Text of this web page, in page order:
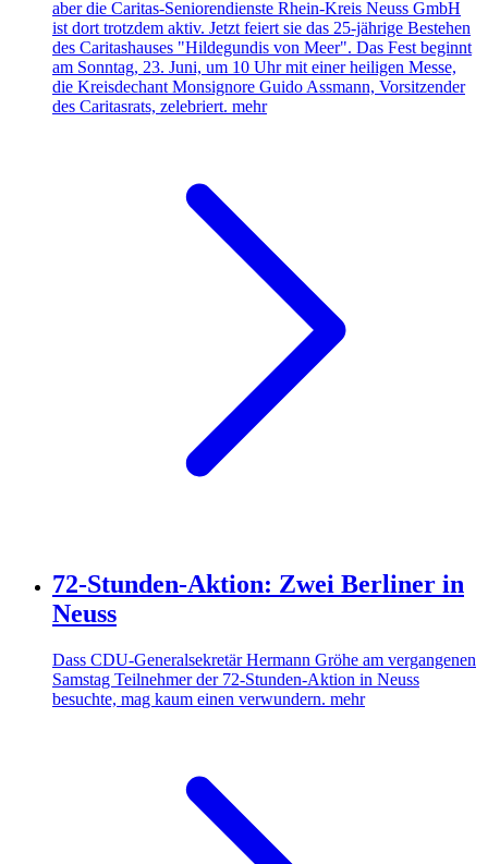
aber die Caritas-Seniorendienste Rhein-Kreis Neuss GmbH
ist dort trotzdem aktiv. Jetzt feiert sie das 25-jährige Bestehen
des Caritashauses "Hildegundis von Meer". Das Fest beginnt
am Sonntag, 23. Juni, um 10 Uhr mit einer heiligen Messe,
die Kreisdechant Monsignore Guido Assmann, Vorsitzender
des Caritasrats, zelebriert. mehr
72-Stunden-Aktion: Zwei Berliner in
Neuss
Dass CDU-Generalsekretär Hermann Gröhe am vergangenen
Samstag Teilnehmer der 72-Stunden-Aktion in Neuss
besuchte, mag kaum einen verwundern. mehr